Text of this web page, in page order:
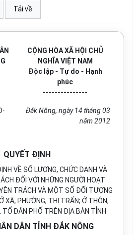
Tải về
CỘNG HÒA XÃ HỘI CHỦ
NGHĨA VIỆT NAM
Độc lập - Tự do - Hạnh
phúc
---------------
Đắk Nông, ngày 14 tháng 03
năm 2012
QUYẾT ĐỊNH
VỀ SỐ LƯỢNG, CHỨC DANH VÀ
ĐỐI VỚI NHỮNG NGƯỜI HOẠT
TRÁCH VÀ MỘT SỐ ĐỐI TƯỢNG
XÃ, PHƯỜNG, THỊ TRẤN; Ở THÔN,
TỔ DÂN PHỐ TRÊN ĐỊA BÀN TỈNH
DÂN TỈNH ĐẮK NÔNG